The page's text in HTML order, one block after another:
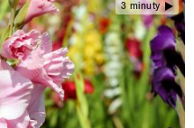
3 minuty